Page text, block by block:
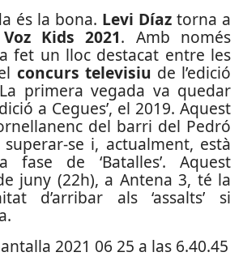
és la bona. Levi Díaz torna a
Kids 2021. Amb només
fet un lloc destacat entre les
concurs televisiu de l’edició
primera vegada va quedar
a Cegues’, el 2019. Aquest
del barri del Pedró
se i, actualment, està
de ‘Batalles’. Aquest
juny (22h), a Antena 3, té la
d’arribar als ‘assalts’ si